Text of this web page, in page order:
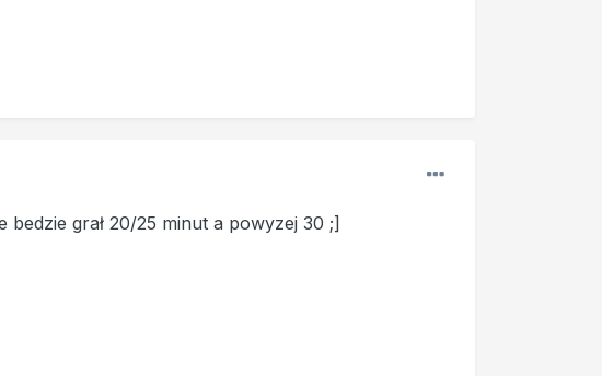
grał 20/25 minut a powyzej 30 ;]